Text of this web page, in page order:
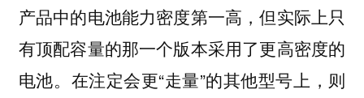
产品中的电池能力密度第一高，但实际上只
有顶配容量的那一个版本采用了更高密度的
电池。在注定会更“走量”的其他型号上，则